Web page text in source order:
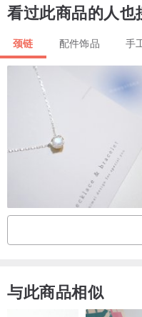
・需要礼品包装？
简易礼品包装（无盒）免费提
若您选择为多件商品进行礼
若您希望将多件商品合并包
（恕无法挑选图案或贴纸，图
付款确认后，我们将于5个工
看过此商品的人也
颈链 配件饰品 手
与此商品相似